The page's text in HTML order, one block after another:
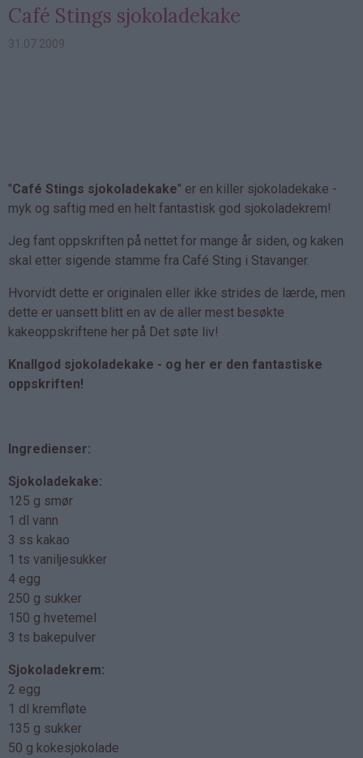
Café Stings sjokoladekake
31.07.2009
"Café Stings sjokoladekake" er en killer sjokoladekake -
myk og saftig med en helt fantastisk god sjokoladekrem!
Jeg fant oppskriften på nettet for mange år siden, og kaken
skal etter sigende stamme fra Café Sting i Stavanger.
Hvorvidt dette er originalen eller ikke strides de lærde, men
dette er uansett blitt en av de aller mest besøkte
kakeoppskriftene her på Det søte liv!
Knallgod sjokoladekake - og her er den fantastiske
oppskriften!
Ingredienser:
Sjokoladekake:
125 g smør
1 dl vann
3 ss kakao
1 ts vaniljesukker
4 egg
250 g sukker
150 g hvetemel
3 ts bakepulver
Sjokoladekrem:
2 egg
1 dl kremfløte
135 g sukker
50 g kokesjokolade